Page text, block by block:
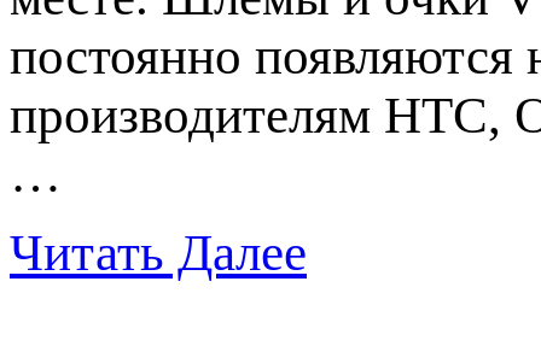
постоянно появляются
производителям HTC,
…
Читать Далее